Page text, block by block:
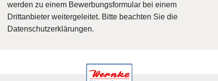
werden zu einem Bewerbungsformular bei einem
Drittanbieter weitergeleitet. Bitte beachten Sie die
Datenschutzerklärungen.